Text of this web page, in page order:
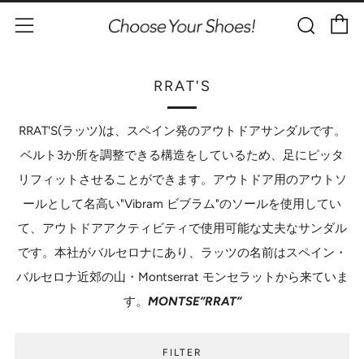
Menu
RRAT'S
RRAT'S(ラッツ)は、スペイン発のアウトドアサンダルです。
ベルト3か所を調整できる構造をしているため、足にピッタ
リフィットさせることができます。アウトドア用のアウトソ
ールとして名高い"Vibram ビブラム"のソールを使用してい
て、アウトドアアクティビティで使用可能な丈夫なサンダル
です。本社がバルセロナにあり、ラッツの名前はスペイン・
バルセロナ近郊の山・Montserrat モンセラットから来ていま
す。 MONTSE”RRAT”
FILTER